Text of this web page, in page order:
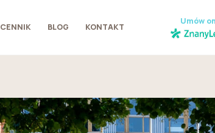
CENNIK BLOG KONTAKT
Umów